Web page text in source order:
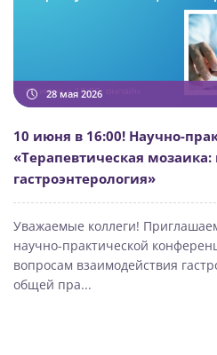
28 мая 2026
10 июня в 16:00! Научно-
«Терапевтическая мозаика:
гастроэнтерология»
Уважаемые коллеги!
научно-практической
вопросам взаимодействия
общей пра...